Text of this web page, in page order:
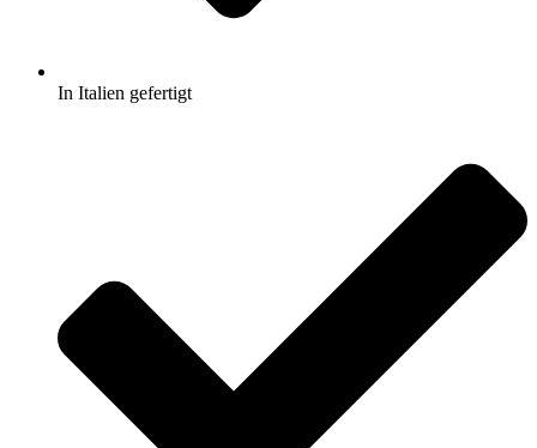
In Italien gefertigt